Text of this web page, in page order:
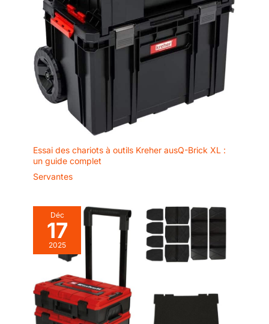
Essai des chariots à outils Kreher ausQ-Brick XL :
un guide complet
Servantes
Déc
17
2025